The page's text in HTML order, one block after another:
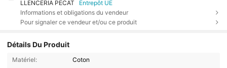
LLENCERIA PECAT
Entrepôt UE
Informations et obligations du vendeur
Pour signaler ce vendeur et/ou ce produit
Détails Du Produit
Matériel:
Coton